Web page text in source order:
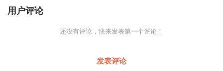
用户评论
还没有评论，快来发表第一个评论！
发表评论